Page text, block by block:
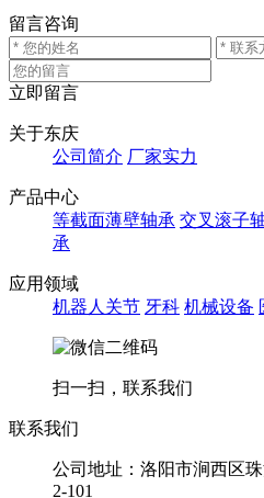
留言咨询
立即留言
关于东庆
公司简介 厂家实力
产品中心
等截面薄壁轴承 交叉滚子
承
应用领域
机器人关节 牙科 机械设备
扫一扫，联系我们
联系我们
公司地址：洛阳市涧西区
2-101